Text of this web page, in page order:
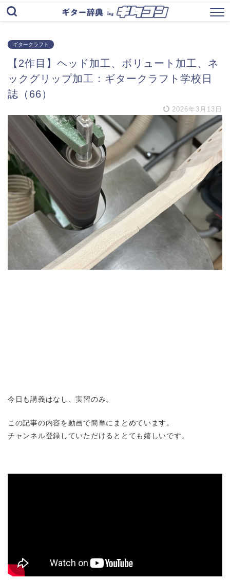
ギタークラフト
【2作目】ヘッド加工、ボリュート加工、ネ
ックグリップ加工：ギタークラフト学校日
誌（66）
2026年3月13日
今日も講義はなし、実習のみ。
この記事の内容を動画で簡単にまとめています。
チャンネル登録していただけるととても嬉しいです。